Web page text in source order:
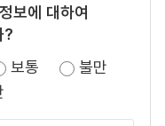
보에 대하여
?
보통
불만